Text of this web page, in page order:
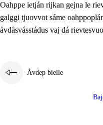
Oahppe ietján rijkan gejna le
galggi tjuovvot sáme
åvdåsvásstádus vaj dá
Åvdep bielle